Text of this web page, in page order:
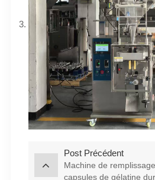
Post Précédent
Machine de
capsules de gélatine